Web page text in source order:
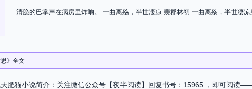
清脆的巴掌声在病房里炸响。 一曲离殇，半世凄凉 裴郡林初 一曲离殇，半世凄凉
》全文
天肥猫小说简介：关注微信公众号【夜半阅读】回复书号：15965 ，即可